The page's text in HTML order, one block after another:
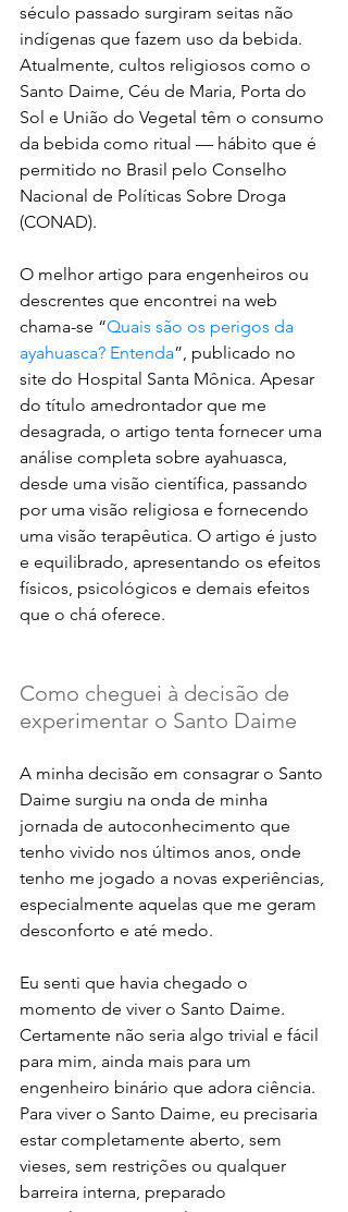
século passado surgiram seitas não
indígenas que fazem uso da bebida.
Atualmente, cultos religiosos como o
Santo Daime, Céu de Maria, Porta do
Sol e União do Vegetal têm o consumo
da bebida como ritual — hábito que é
permitido no Brasil pelo Conselho
Nacional de Políticas Sobre Droga
(CONAD).
O melhor artigo para engenheiros ou
descrentes que encontrei na web
chama-se “Quais são os perigos da
ayahuasca? Entenda”, publicado no
site do Hospital Santa Mônica. Apesar
do título amedrontador que me
desagrada, o artigo tenta fornecer uma
análise completa sobre ayahuasca,
desde uma visão científica, passando
por uma visão religiosa e fornecendo
uma visão terapêutica. O artigo é justo
e equilibrado, apresentando os efeitos
físicos, psicológicos e demais efeitos
que o chá oferece.
Como cheguei à decisão de
experimentar o Santo Daime
A minha decisão em consagrar o Santo
Daime surgiu na onda de minha
jornada de autoconhecimento que
tenho vivido nos últimos anos, onde
tenho me jogado a novas experiências,
especialmente aquelas que me geram
desconforto e até medo.
Eu senti que havia chegado o
momento de viver o Santo Daime.
Certamente não seria algo trivial e fácil
para mim, ainda mais para um
engenheiro binário que adora ciência.
Para viver o Santo Daime, eu precisaria
estar completamente aberto, sem
vieses, sem restrições ou qualquer
barreira interna, preparado